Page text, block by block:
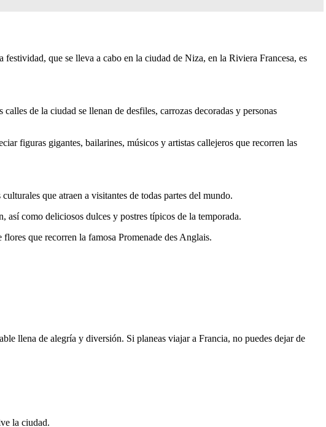
que se lleva a cabo en la ciudad de Niza, en la Riviera Francesa, es
de la ciudad se llenan de desfiles, carrozas decoradas y personas
figuras gigantes, bailarines, músicos y artistas callejeros que recorren las
que atraen a visitantes de todas partes del mundo.
así como deliciosos dulces y postres típicos de la temporada.
que recorren la famosa Promenade des Anglais.
llena de alegría y diversión. Si planeas viajar a Francia, no puedes dejar de
la ciudad.